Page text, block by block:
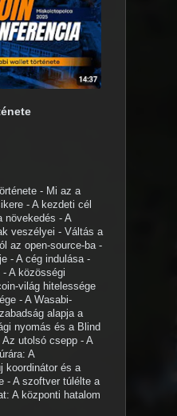
- Mi az a
- A kezdeti cél
növekedés - A
veszélyei - Váltás a
az open-source-ba -
- A cég indulása -
A közösségi
világ hitelessége
- A Wasabi-
alapja a
nyomás és a Blind
utolsó csepp - A
A
koordinátor és a
- A szoftver túlélte a
A központi hatalom